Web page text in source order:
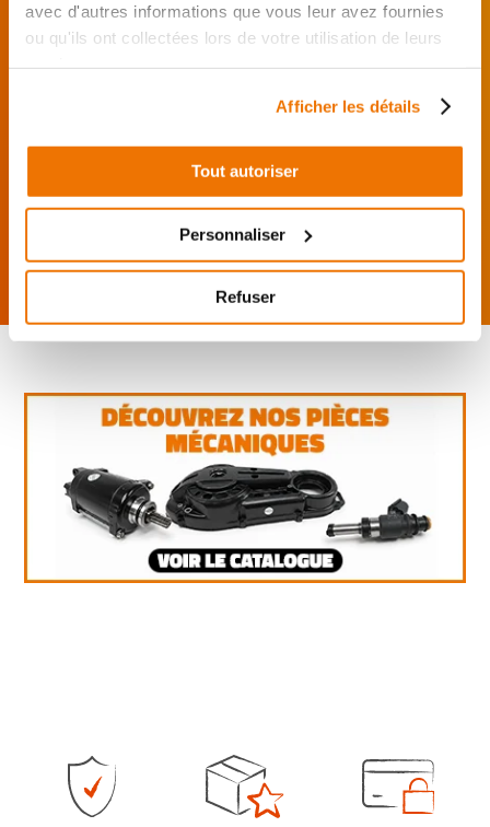
avec d'autres informations que vous leur avez fournies
ou qu'ils ont collectées lors de votre utilisation de leurs
Afficher les détails
Tout autoriser
Personnaliser
Refuser
Je choisis mon réparateur et me
présente au garage.
J’effectue ma
Mes pièces sont livrées et
montées chez le partenaire.